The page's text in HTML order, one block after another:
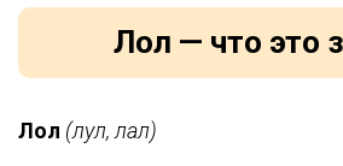
Лол — что это
Лол (лул, лал)